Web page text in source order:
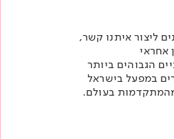
ליצור איתנו קשר,
אחראי
הגבוהים ביותר
במפעל בישראל
מהמתקדמות בעולם.